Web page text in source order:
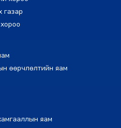
газар
өөрчлөлтийн яам
яам